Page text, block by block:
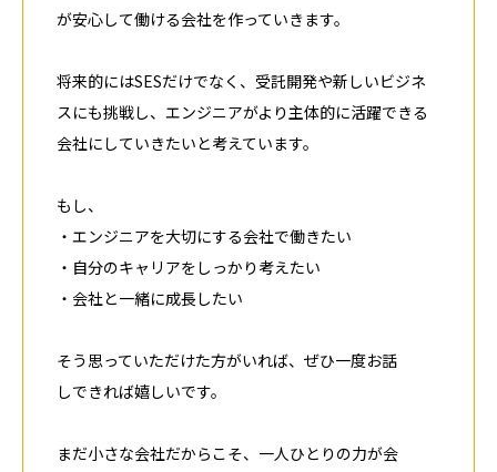
が安心して働ける会社を作っていきます。
将来的にはSESだけでなく、受託開発や新しいビジネ
スにも挑戦し、エンジニアがより主体的に活躍できる
会社にしていきたいと考えています。
もし、
・エンジニアを大切にする会社で働きたい
・自分のキャリアをしっかり考えたい
・会社と一緒に成長したい
そう思っていただけた方がいれば、ぜひ一度お話
しできれば嬉しいです。
まだ小さな会社だからこそ、一人ひとりの力が会